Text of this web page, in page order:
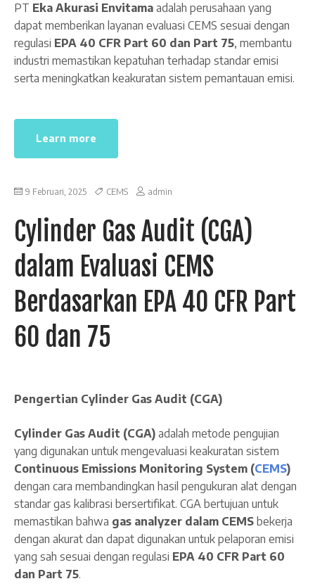
PT Eka Akurasi Envitama adalah perusahaan yang
dapat memberikan layanan evaluasi CEMS sesuai dengan
regulasi EPA 40 CFR Part 60 dan Part 75, membantu
industri memastikan kepatuhan terhadap standar emisi
serta meningkatkan keakuratan sistem pemantauan emisi.
Learn more
9 Februari, 2025 CEMS admin
Cylinder Gas Audit (CGA)
dalam Evaluasi CEMS
Berdasarkan EPA 40 CFR Part
60 dan 75
Pengertian Cylinder Gas Audit (CGA)
Cylinder Gas Audit (CGA) adalah metode pengujian
yang digunakan untuk mengevaluasi keakuratan sistem
Continuous Emissions Monitoring System (CEMS)
dengan cara membandingkan hasil pengukuran alat dengan
standar gas kalibrasi bersertifikat. CGA bertujuan untuk
memastikan bahwa gas analyzer dalam CEMS bekerja
dengan akurat dan dapat digunakan untuk pelaporan emisi
yang sah sesuai dengan regulasi EPA 40 CFR Part 60
dan Part 75.